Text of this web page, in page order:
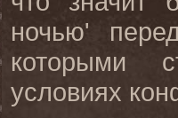
ночью'
которыми
условиях